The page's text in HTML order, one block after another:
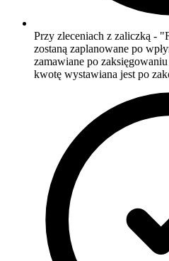
Przy zleceniach z zaliczką -
zostaną zaplanowane po
zamawiane po
kwotę wystawiana jest po